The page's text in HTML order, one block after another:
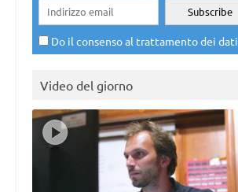
Do il consenso al trattamento dei dati
Video del giorno